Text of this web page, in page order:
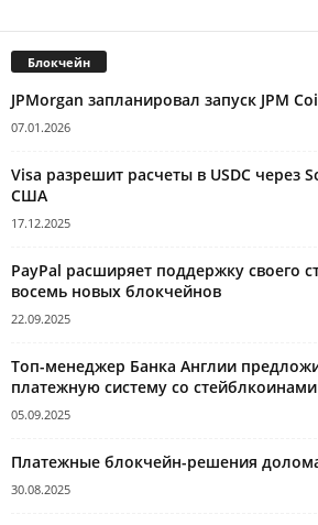
Блокчейн
JPMorgan запланировал запуск JPM
07.01.2026
Visa разрешит расчеты в USDC через
США
17.12.2025
PayPal расширяет поддержку своего
восемь новых блокчейнов
22.09.2025
Топ-менеджер Банка Англии
платежную систему со стейблкоинами
05.09.2025
Платежные блокчейн-решения
30.08.2025